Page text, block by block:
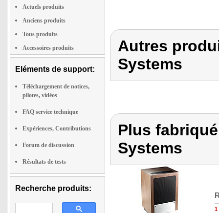
Actuels produits
Anciens produits
Tous produits
Accessoires produits
Eléments de support:
Téléchargement de notices,
pilotes, vidéos
FAQ service technique
Expériences, Contributions
Forum de discussion
Résultats de tests
Recherche produits:
Autres
Systems
Plus
Systems
1